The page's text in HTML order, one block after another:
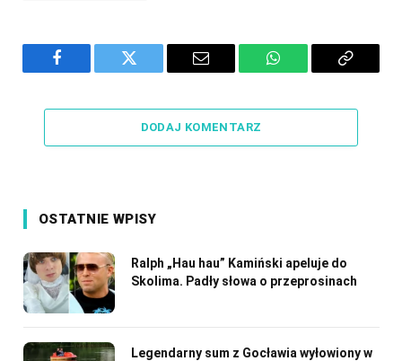
Facebook Twitter Email WhatsAppCopy
DODAJ KOMENTARZ
OSTATNIE WPISY
Ralph „Hau hau” Kamiński apeluje do
Skolima. Padły słowa o przeprosinach
Legendarny sum z Gocławia wyłowiony w